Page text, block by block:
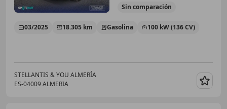
Sin comparación
03/2025 18.305 km Gasolina 100 kW (136 CV)
STELLANTIS & YOU ALMERÍA
ES-04009 ALMERIA